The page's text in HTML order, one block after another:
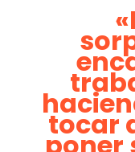
tocar